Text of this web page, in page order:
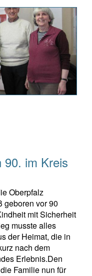
90. im Kreis
Oberpfalz
geboren vor 90
mit Sicherheit
musste alles
der Heimat, die in
nach dem
Erlebnis.Den
Familie nun für